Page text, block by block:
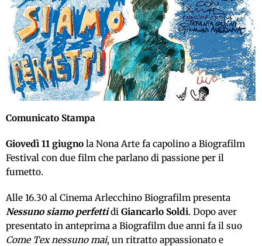
Comunicato Stampa
Giovedì 11 giugno la Nona Arte fa capolino a Biografilm
Festival con due film che parlano di passione per il
fumetto.
Alle 16.30 al Cinema Arlecchino Biografilm presenta
Nessuno siamo perfettidi Giancarlo Soldi. Dopo aver
presentato in anteprima a Biografilm due anni fa il suo
Come Tex nessuno mai, un ritratto appassionato e